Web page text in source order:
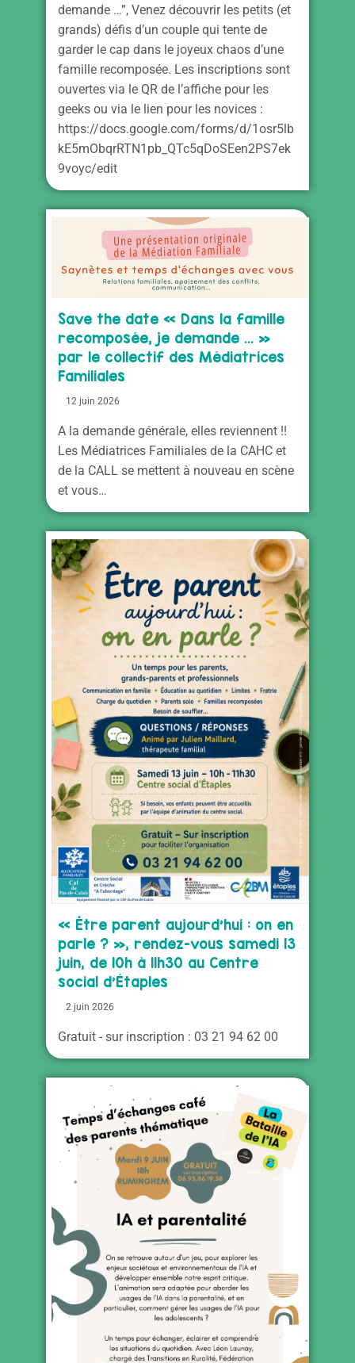
demande …”, Venez découvrir les petits (et
grands) défis d’un couple qui tente de
garder le cap dans le joyeux chaos d’une
famille recomposée. Les inscriptions sont
ouvertes via le QR de l’affiche pour les
geeks ou via le lien pour les novices :
https://docs.google.com/forms/d/1osr5lb
kE5mObqrRTN1pb_QTc5qDoSEen2PS7ek
9voyc/edit
Save the date « Dans la famille
recomposée, je demande … »
par le collectif des Médiatrices
Familiales
12 juin 2026
A la demande générale, elles reviennent !!
Les Médiatrices Familiales de la CAHC et
de la CALL se mettent à nouveau en scène
et vous…
« Être parent aujourd’hui : on en
parle ? », rendez-vous samedi 13
juin, de 10h à 11h30 au Centre
social d’Étaples
2 juin 2026
Gratuit - sur inscription : 03 21 94 62 00